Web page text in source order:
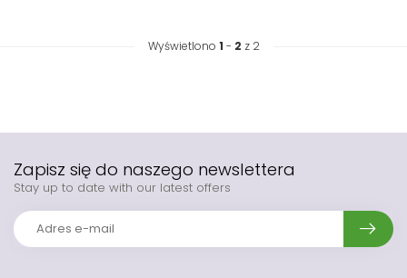
Wyświetlono 1 - 2 z 2
Zapisz się do naszego newslettera
Stay up to date with our latest offers